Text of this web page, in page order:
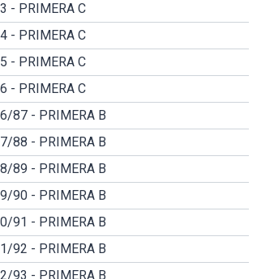
- PRIMERA C
- PRIMERA C
- PRIMERA C
- PRIMERA C
87 - PRIMERA B
88 - PRIMERA B
89 - PRIMERA B
90 - PRIMERA B
91 - PRIMERA B
92 - PRIMERA B
93 - PRIMERA B